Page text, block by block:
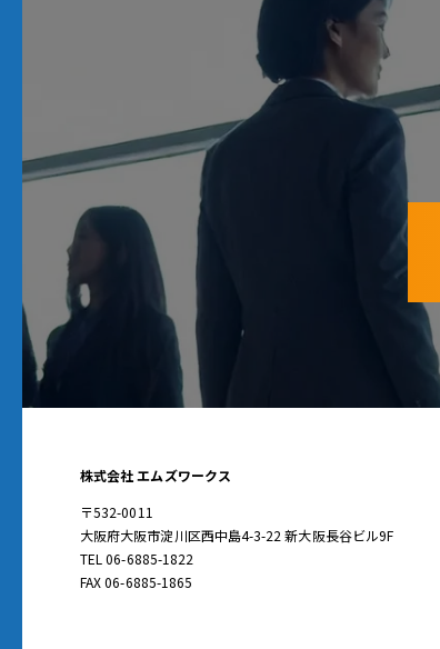
株式会社 エムズワークス
〒532-0011
大阪府大阪市淀川区西中島4-3-22 新大阪長谷ビル9F
TEL 06-6885-1822
FAX 06-6885-1865